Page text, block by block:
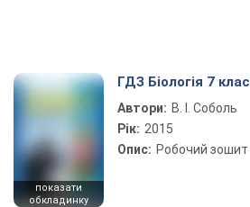
показати
обкладинку
ГДЗ Біологія 7 клас
Автори: В. І. Соболь
Рік: 2015
Опис: Робочий зошит